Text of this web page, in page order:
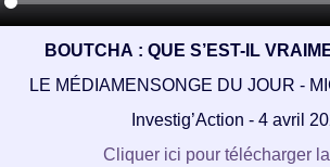
BOUTCHA : QUE S’EST-IL
LE MÉDIAMENSONGE DU JOUR -
Investig’Action - 4 avril
Cliquer ici pour télécharger